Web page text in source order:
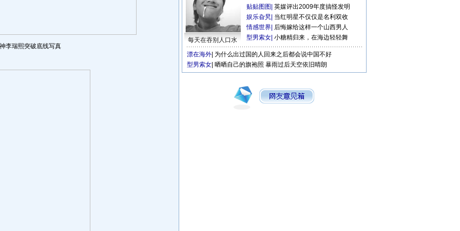
李瑞熙突破底线写真
每天在吞别人口水
贴贴图图 英媒评出2009年度搞怪发明
娱乐旮旯 当红明星不仅仅是名利双收
情感世界 后悔嫁给这样一个山西男人
型男索女 小糖精归来，在海边轻轻舞
漂在海外 为什么出过国的人回来之后都会说中国不好
型男索女 晒晒自己的旗袍照 暴雨过后天空依旧晴朗